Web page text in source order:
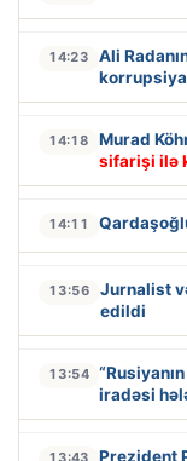
14:23
Ali
14:18 Murad
sifarişi ilə
14:11
13:56
Jurnalist
edildi
13:54
iradəsi
13:43 Prezident